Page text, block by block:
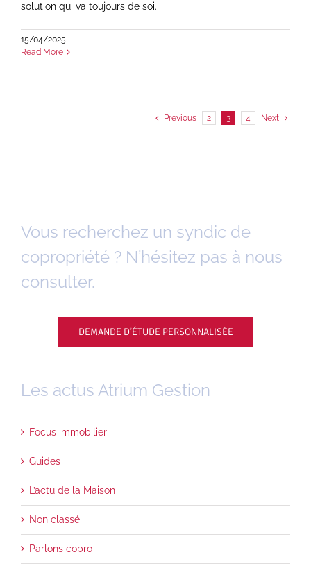
solution qui va toujours de soi.
15/04/2025
Read More
Previous 2 3 4 Next
Vous recherchez un syndic de
copropriété ? N’hésitez pas à nous
consulter.
DEMANDE D’ÉTUDE PERSONNALISÉE
Les actus Atrium Gestion
Focus immobilier
Guides
L’actu de la Maison
Non classé
Parlons copro